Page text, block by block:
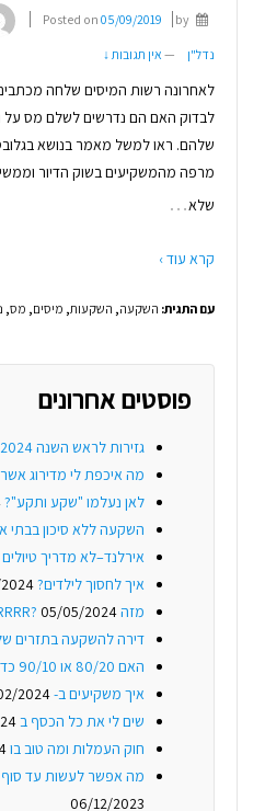
Posted on 05/09/2019 by
נדל"ן — אין תגובות ↓
לאחרונה רשות המיסים שלחה מכתבים
לבדוק האם הם נדרשים לשלם מס
שלהם. ראו למשל מאמר בנושא
מרפה מהמשקיעים בשוק הדיור
שלא…
קרא עוד ›
עם התגית: השקעה, השקעות, מיסים, מס,
פוסטים אחרונים
גזירות לראש השנה 2024
מה איכפת לי מדירוג
לאן נעלמו "שקע ותקע"?
השקעה ללא סיכון בבתי
אירלנד–לא מדריך טיולים
איך לחסוך לילדים?
מזה BRRRR?05/05/2024
דירה להשקעה בתזרים
האם 80/20 או 90/10 כדאי?
איך משקיעים ב- S&P2024
שים לי את כל הכסף ב S&P 500
חוק העמלות ומה טוב בו
מה אפשר לעשות עד סוף
06/12/2023